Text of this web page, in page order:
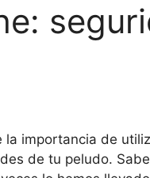
la importancia de
de tu peludo.